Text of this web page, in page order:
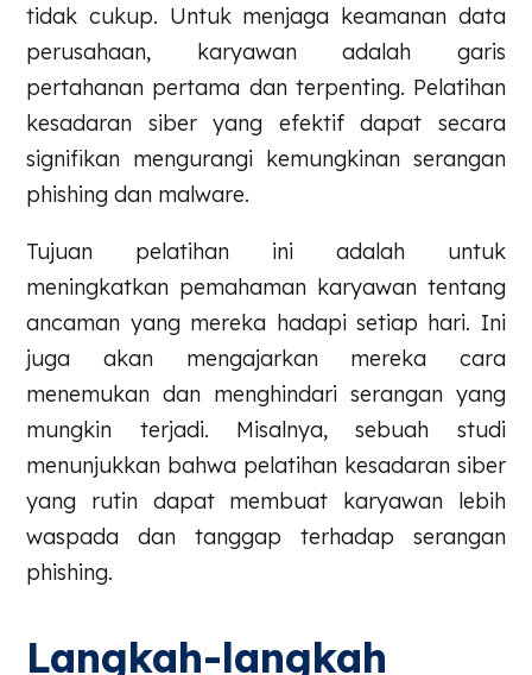
tidak cukup. Untuk menjaga keamanan data
perusahaan, karyawan adalah garis
pertahanan pertama dan terpenting. Pelatihan
kesadaran siber yang efektif dapat secara
signifikan mengurangi kemungkinan serangan
phishing dan malware.
Tujuan pelatihan ini adalah untuk
meningkatkan pemahaman karyawan tentang
ancaman yang mereka hadapi setiap hari. Ini
juga akan mengajarkan mereka cara
menemukan dan menghindari serangan yang
mungkin terjadi. Misalnya, sebuah studi
menunjukkan bahwa pelatihan kesadaran siber
yang rutin dapat membuat karyawan lebih
waspada dan tanggap terhadap serangan
phishing.
Langkah-langkah